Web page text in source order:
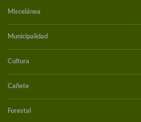
Miscelánea
Municipalidad
Cultura
Cañete
Forestal